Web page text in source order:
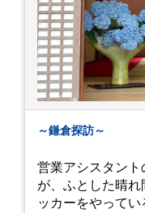
～鎌倉探訪～
営業アシスタン
が、ふとした晴
ッカーをやって